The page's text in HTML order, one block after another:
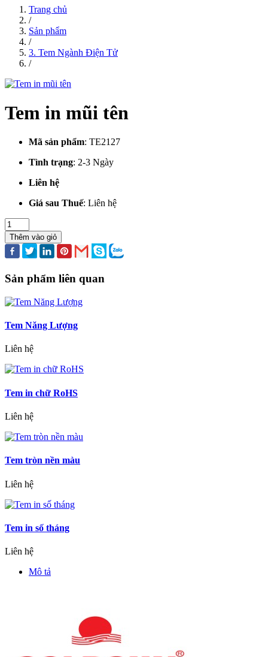
Trang chủ
/
Sản phẩm
/
3. Tem Ngành Điện Tử
/
Tem in mũi tên
Mã sản phẩm: TE2127
Tình trạng: 2-3 Ngày
Liên hệ
Giá sau Thuế: Liên hệ
Thêm vào giỏ
Sản phẩm liên quan
Tem Năng Lượng
Liên hệ
Tem in chữ RoHS
Liên hệ
Tem tròn nền màu
Liên hệ
Tem in số tháng
Liên hệ
Mô tả